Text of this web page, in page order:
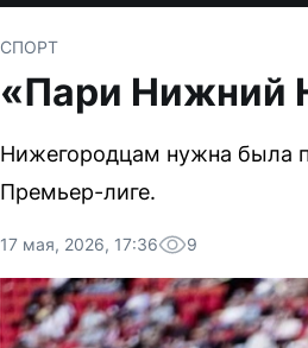
СПОРТ
«Пари Нижний
Нижегородцам нужна была
Премьер-лиге.
17 мая, 2026, 17:36 9